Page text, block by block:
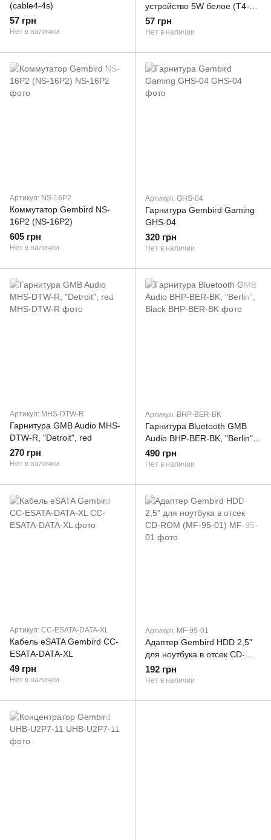
(cable4-4s)
57 грн
Нет в наличии
устройство 5W белое (T4-
500)
57 грн
Нет в наличии
Артикул: NS-16P2
Коммутатор Gembird NS-
16P2 (NS-16P2)
605 грн
Нет в наличии
Артикул: GHS-04
Гарнитура Gembird Gaming
GHS-04
320 грн
Нет в наличии
Артикул: MHS-DTW-R
Гарнитура GMB Audio MHS-
DTW-R, "Detroit", red
270 грн
Нет в наличии
Артикул: BHP-BER-BK
Гарнитура Bluetooth GMB
Audio BHP-BER-BK, "Berlin",
Black
490 грн
Нет в наличии
Артикул: CC-ESATA-DATA-XL
Кабель eSATA Gembird CC-
ESATA-DATA-XL
49 грн
Нет в наличии
Артикул: MF-95-01
Адаптер Gembird HDD 2,5"
для ноутбука в отсек CD-
ROM (MF-95-01)
192 грн
Нет в наличии